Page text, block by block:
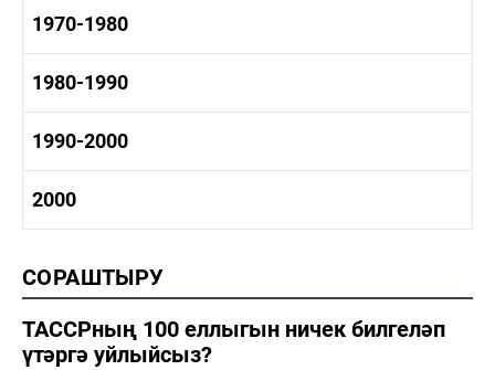
1960-1970 тарих
1960-1970 мәдәният
1970-1980
1970-1980 тарих
1970-1980 мәдәният
1980-1990
1980-1990 тарих
1980-1990 мәдәният
1990-2000
1990-2000 мәдәният
2000
2000 сәнәгать
2000 мәдәният
СОРАШТЫРУ
ТАССРның 100 еллыгын ничек билгеләп
үтәргә уйлыйсыз?